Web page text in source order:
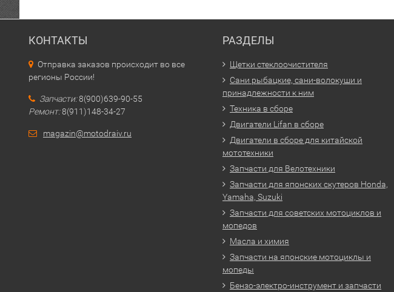
КОНТАКТЫ
Отправка заказов происходит во все
регионы России!
Запчасти:8(900)639-90-55
Ремонт:8(911)148-34-27
magazin@motodraiv.ru
РАЗДЕЛЫ
Щетки стеклоочистителя
Сани рыбацкие, сани-волокуши и
принадлежности к ним
Техника в сборе
Двигатели Lifan в сборе
Двигатели в сборе для китайской
мототехники
Запчасти для Велотехники
Запчасти для японских скутеров Honda,
Yamaha, Suzuki
Запчасти для советских мотоциклов и
мопедов
Масла и химия
Запчасти на японские мотоциклы и
мопеды
Бензо-электро-инструмент и запчасти